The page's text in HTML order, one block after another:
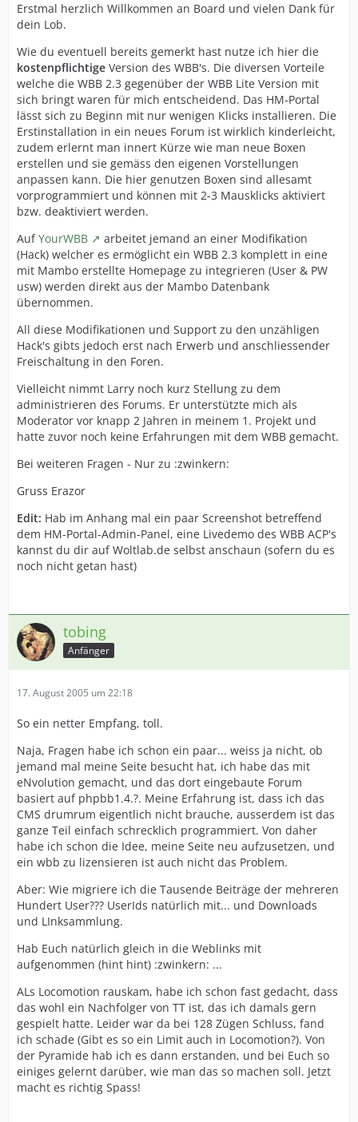
Erstmal herzlich Willkommen an Board und vielen Dank für
dein Lob.
Wie du eventuell bereits gemerkt hast nutze ich hier die
kostenpflichtige Version des WBB's. Die diversen Vorteile
welche die WBB 2.3 gegenüber der WBB Lite Version mit
sich bringt waren für mich entscheidend. Das HM-Portal
lässt sich zu Beginn mit nur wenigen Klicks installieren. Die
Erstinstallation in ein neues Forum ist wirklich kinderleicht,
zudem erlernt man innert Kürze wie man neue Boxen
erstellen und sie gemäss den eigenen Vorstellungen
anpassen kann. Die hier genutzen Boxen sind allesamt
vorprogrammiert und können mit 2-3 Mausklicks aktiviert
bzw. deaktiviert werden.
AufYourWBB
arbeitet jemand an einer Modifikation
(Hack) welcher es ermöglicht ein WBB 2.3 komplett in eine
mit Mambo erstellte Homepage zu integrieren (User & PW
usw) werden direkt aus der Mambo Datenbank
übernommen.
All diese Modifikationen und Support zu den unzähligen
Hack's gibts jedoch erst nach Erwerb und anschliessender
Freischaltung in den Foren.
Vielleicht nimmt Larry noch kurz Stellung zu dem
administrieren des Forums. Er unterstützte mich als
Moderator vor knapp 2 Jahren in meinem 1. Projekt und
hatte zuvor noch keine Erfahrungen mit dem WBB gemacht.
Bei weiteren Fragen - Nur zu :zwinkern:
Gruss Erazor
Edit: Hab im Anhang mal ein paar Screenshot betreffend
dem HM-Portal-Admin-Panel, eine Livedemo des WBB ACP's
kannst du dir auf Woltlab.de selbst anschaun (sofern du es
noch nicht getan hast)
tobing
Anfänger
17. August 2005 um 22:18
So ein netter Empfang, toll.
Naja, Fragen habe ich schon ein paar... weiss ja nicht, ob
jemand mal meine Seite besucht hat, ich habe das mit
eNvolution gemacht, und das dort eingebaute Forum
basiert auf phpbb1.4.?. Meine Erfahrung ist, dass ich das
CMS drumrum eigentlich nicht brauche, ausserdem ist das
ganze Teil einfach schrecklich programmiert. Von daher
habe ich schon die Idee, meine Seite neu aufzusetzen, und
ein wbb zu lizensieren ist auch nicht das Problem.
Aber: Wie migriere ich die Tausende Beiträge der mehreren
Hundert User??? UserIds natürlich mit... und Downloads
und LInksammlung.
Hab Euch natürlich gleich in die Weblinks mit
aufgenommen (hint hint) :zwinkern: ...
ALs Locomotion rauskam, habe ich schon fast gedacht, dass
das wohl ein Nachfolger von TT ist, das ich damals gern
gespielt hatte. Leider war da bei 128 Zügen Schluss, fand
ich schade (Gibt es so ein Limit auch in Locomotion?). Von
der Pyramide hab ich es dann erstanden, und bei Euch so
einiges gelernt darüber, wie man das so machen soll. Jetzt
macht es richtig Spass!